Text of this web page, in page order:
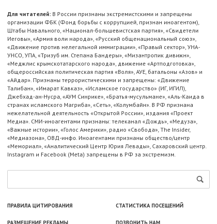
Для читателей: В России признаны экстремистскими и запрещены
организации ФБК (Фонд борьбы с коррупцией, признан иноагентом),
Штабы Навального, «Национал-большевистская партия», «Свидетели
Иеговы», «Армия воли народа», «Русский общенациональный союз»,
«Движение против нелегальной иммиграции», «Правый сектор», УНА-
УНСО, УПА, «Тризуб им. Степана Бандеры», «Мизантропик дивижн»,
«Меджлис крымскотатарского народа», движение «Артподготовка»,
общероссийская политическая партия «Воля», АУЕ, батальоны «Азов» и
«Айдар». Признаны террористическими и запрещены: «Движение
Талибан», «Имарат Кавказ», «Исламское государство» (ИГ, ИГИЛ),
Джебхад-ан-Нусра, «АУМ Синрике», «Братья-мусульмане», «Аль-Каида в
странах исламского Магриба», «Сеть», «Колумбайн». В РФ признана
нежелательной деятельность «Открытой России», издания «Проект
Медиа». СМИ-иноагентами признаны: телеканал «Дождь», «Медуза»,
«Важные истории», «Голос Америки», радио «Свобода», The Insider,
«Медиазона», ОВД-инфо. Иноагентами признаны общество/центр
«Мемориал», «Аналитический Центр Юрия Левады», Сахаровский центр.
Instagram и Facebook (Metа) запрещены в РФ за экстремизм.
ПРАВИЛА ЦИТИРОВАНИЯ СТАТИСТИКА ПОСЕЩЕНИЙ
РАЗМЕЩЕНИЕ РЕКЛАМЫ ПОЗВОНИТЬ НАМ